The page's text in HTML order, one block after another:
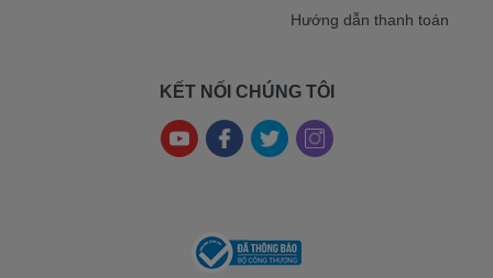
Hướng dẫn thanh toán
KẾT NỐI CHÚNG TÔI